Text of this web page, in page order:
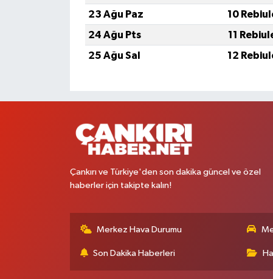
23 Ağu Paz
10
24 Ağu Pts
11
25 Ağu Sal
12
Çankırı ve Türkiye'den son dakika güncel ve özel
haberler için takipte kalın!
Merkez Hava Durumu
Son Dakika Haberleri